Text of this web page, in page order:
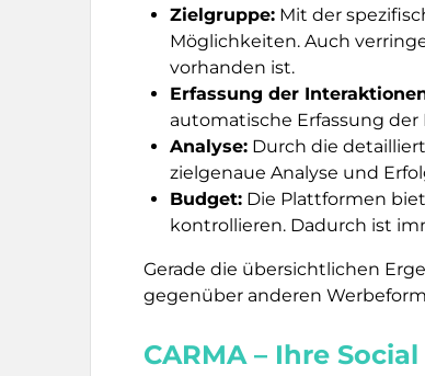
Zielgruppe: Mit der
Möglichkeiten. Auch
vorhanden ist.
Erfassung der
automatische Erfassung
Analyse: Durch die
zielgenaue Analyse und
Budget: Die Plattformen
kontrollieren. Dadurch ist
Gerade die übersichtlichen
gegenüber anderen
CARMA – Ihre